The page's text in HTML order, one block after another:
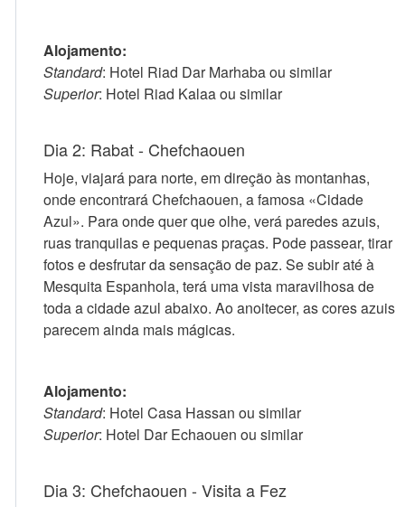
Alojamento:
Standard: Hotel Riad Dar Marhaba ou similar
Superior: Hotel Riad Kalaa ou similar
Dia 2: Rabat - Chefchaouen
Hoje, viajará para norte, em direção às montanhas,
onde encontrará Chefchaouen, a famosa «Cidade
Azul». Para onde quer que olhe, verá paredes azuis,
ruas tranquilas e pequenas praças. Pode passear, tirar
fotos e desfrutar da sensação de paz. Se subir até à
Mesquita Espanhola, terá uma vista maravilhosa de
toda a cidade azul abaixo. Ao anoitecer, as cores azuis
parecem ainda mais mágicas.
Alojamento:
Standard: Hotel Casa Hassan ou similar
Superior: Hotel Dar Echaouen ou similar
Dia 3: Chefchaouen - Visita a Fez